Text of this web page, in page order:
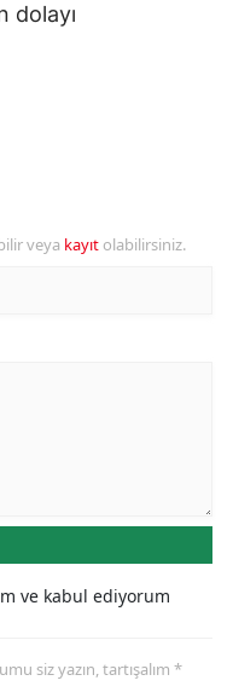
dolayı
veya kayıt olabilirsiniz.
ve kabul ediyorum
siz yazın, tartışalım *